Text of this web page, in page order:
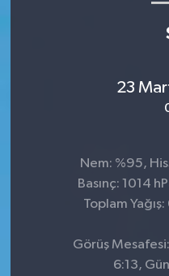
23
Nem: %95,
Basınç: 1014
Toplam
Görüş
6:13,
POLİTİKA